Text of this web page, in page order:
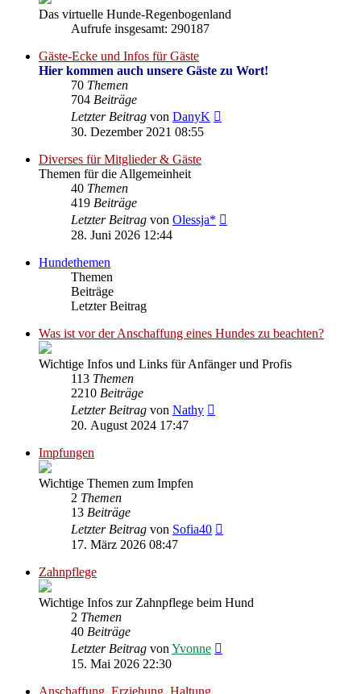
Das virtuelle Hunde-Regenbogenland
Aufrufe insgesamt: 290187
Gäste-Ecke und Infos für Gäste
Hier kommen auch unsere Gäste zu Wort!
70 Themen
704 Beiträge
Letzter Beitrag von DanyK
30. Dezember 2021 08:55
Diverses für Mitglieder & Gäste
Themen für die Allgemeinheit
40 Themen
419 Beiträge
Letzter Beitrag von Olessja*
28. Juni 2026 12:44
Hundethemen
Themen
Beiträge
Letzter Beitrag
Was ist vor der Anschaffung eines Hundes zu beachten?
Wichtige Infos und Links für Anfänger und Profis
113 Themen
2210 Beiträge
Letzter Beitrag von Nathy
20. August 2024 17:47
Impfungen
Wichtige Themen zum Impfen
2 Themen
13 Beiträge
Letzter Beitrag von Sofia40
17. März 2026 08:47
Zahnpflege
Wichtige Infos zur Zahnpflege beim Hund
2 Themen
40 Beiträge
Letzter Beitrag von Yvonne
15. Mai 2026 22:30
Anschaffung, Erziehung, Haltung